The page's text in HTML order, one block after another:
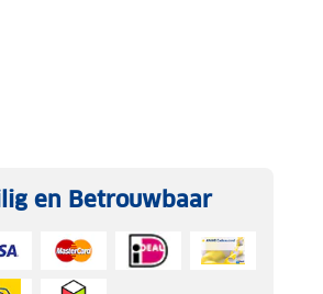
en Betrouwbaar